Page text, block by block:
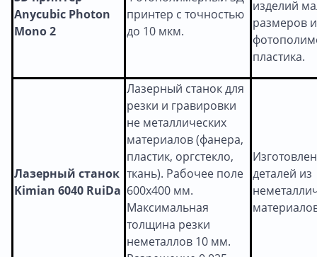
Anycubic Photon
Mono 2
принтер с точностью
до 10 мкм.
изделий
размеров
пластика.
Лазерный станок
Kimian 6040 RuiDa
Лазерный станок для
резки и гравировки
не металлических
материалов (фанера,
пластик, оргстекло,
ткань). Рабочее поле
600x400 мм.
Максимальная
толщина резки
неметаллов 10 мм.
деталей из